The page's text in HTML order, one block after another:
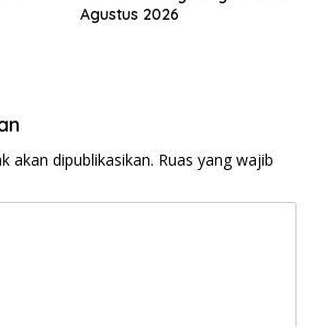
Agustus 2026
akan dipublikasikan. Ruas yang wajib